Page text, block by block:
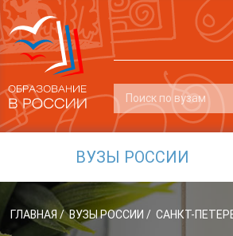
ВУЗЫ РОССИИ
ГЛАВНАЯ / ВУЗЫ РОССИИ / САНКТ-